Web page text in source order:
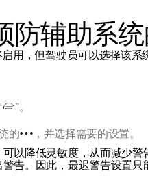
新闻
注册新闻
（在新窗
防辅助系
启用，但驾驶员可以选择该系
”。
的
，并选择需要的设置。
以降低灵敏度，从而减少警
告。因此，最迟警告设置只